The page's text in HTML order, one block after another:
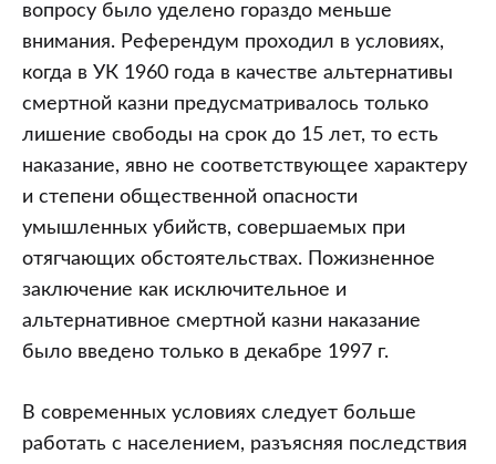
вопросу было уделено гораздо меньше
внимания. Референдум проходил в условиях,
когда в УК 1960 года в качестве альтернативы
смертной казни предусматривалось только
лишение свободы на срок до 15 лет, то есть
наказание, явно не соответствующее характеру
и степени общественной опасности
умышленных убийств, совершаемых при
отягчающих обстоятельствах. Пожизненное
заключение как исключительное и
альтернативное смертной казни наказание
было введено только в декабре 1997 г.
В современных условиях следует больше
работать с населением, разъясняя последствия